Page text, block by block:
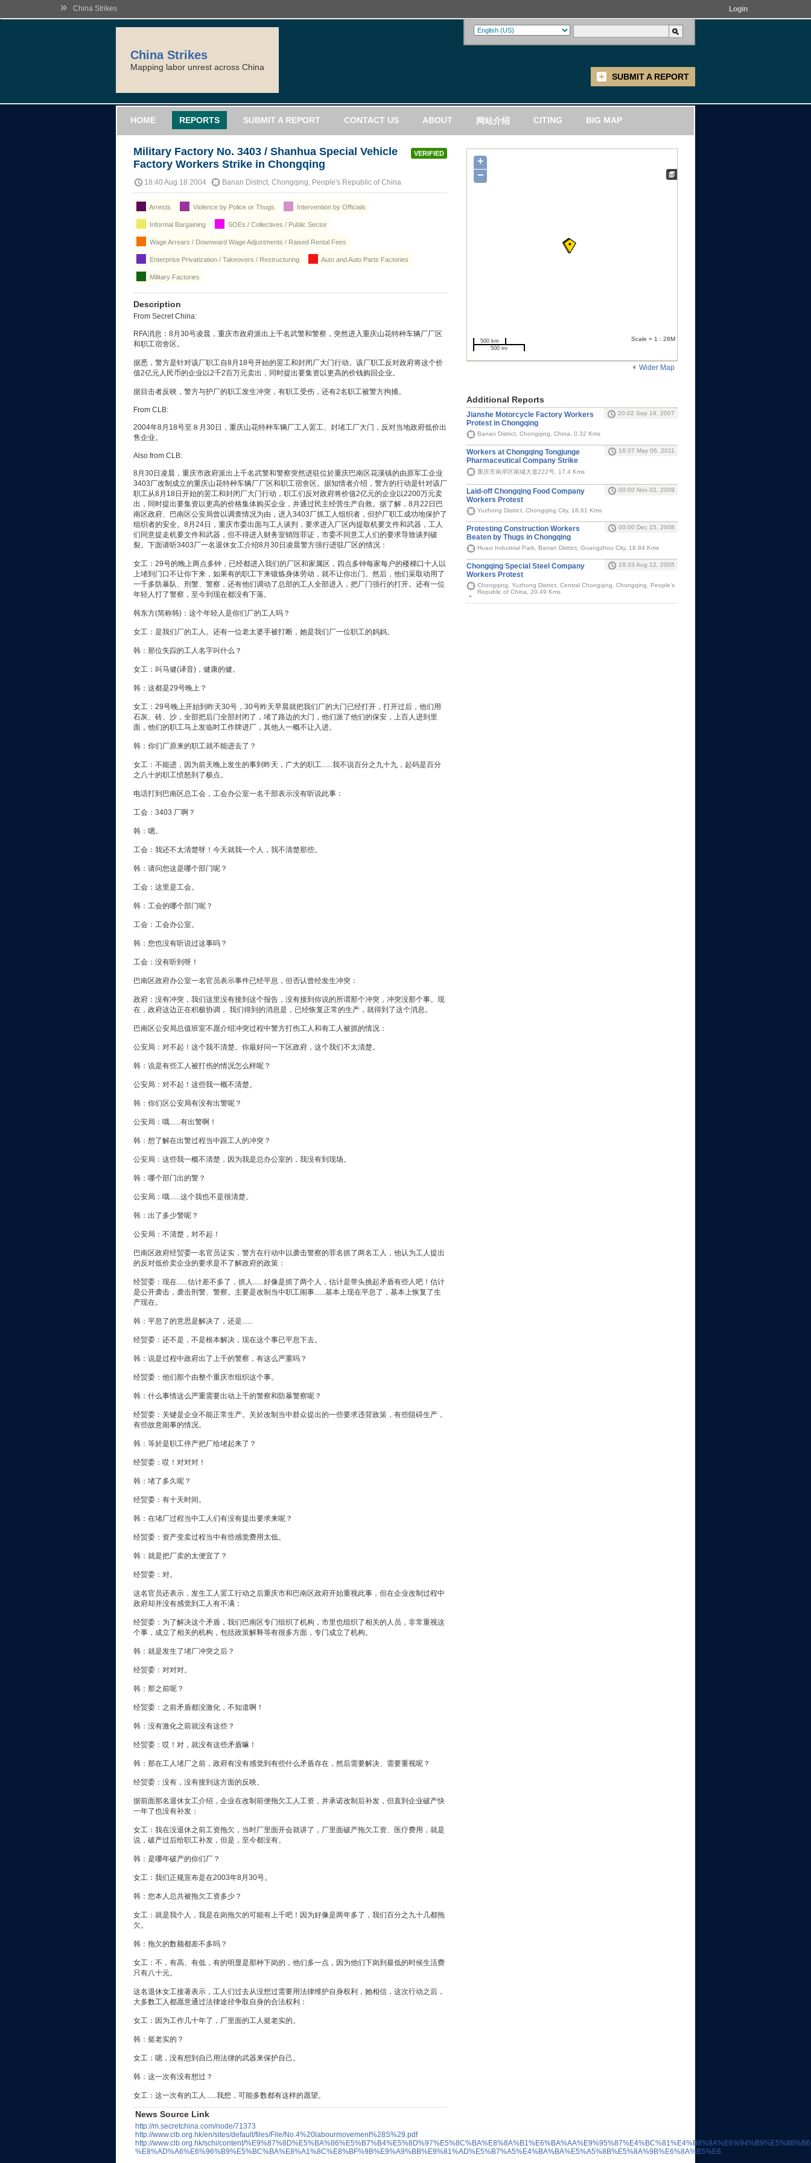
» China Strikes Login
China Strikes
Mapping labor unrest across China
SUBMIT A REPORT
HOME REPORTS SUBMIT A REPORT CONTACT US ABOUT 网站介绍 CITING BIG MAP
VERIFIED
Military Factory No. 3403 / Shanhua Special Vehicle
Factory Workers Strike in Chongqing
18:40 Aug 18 2004 Banan District, Chongqing, People's Republic of China
Arrests Violence by Police or Thugs Intervention by Officials
Informal Bargaining SOEs / Collectives / Public Sector
Wage Arrears / Downward Wage Adjustments / Raised Rental Fees
Enterprise Privatization / Takeovers / Restructuring Auto and Auto Parts Factories
Military Factories
Description
From Secret China:
RFA消息：8月30号凌晨，重庆市政府派出上千名武警和警察，突然进入重庆山花特种车辆厂厂区
和职工宿舍区。
据悉，警方是针对该厂职工自8月18号开始的罢工和封闭厂大门行动。该厂职工反对政府将这个价
值2亿元人民币的企业以2千2百万元卖出，同时提出要集资以更高的价钱购回企业。
据目击者反映，警方与护厂的职工发生冲突，有职工受伤，还有2名职工被警方拘捕。
From CLB:
2004年8月18号至８月30日，重庆山花特种车辆厂工人罢工、封堵工厂大门，反对当地政府低价出
售企业。
Also from CLB:
8月30日凌晨，重庆市政府派出上千名武警和警察突然进驻位於重庆巴南区花溪镇的由原军工企业
3403厂改制成立的重庆山花特种车辆厂厂区和职工宿舍区。据知情者介绍，警方的行动是针对该厂
职工从8月18日开始的罢工和封闭厂大门行动，职工们反对政府将价值2亿元的企业以2200万元卖
出，同时提出要集资以更高的价格集体购买企业，并通过民主经营生产自救。据了解，8月22日巴
南区政府、巴南区公安局曾以调查情况为由，进入3403厂抓工人组织者，但护厂职工成功地保护了
组织者的安全。8月24日，重庆市委出面与工人谈判，要求进入厂区内提取机要文件和武器，工人
们同意提走机要文件和武器，但不得进入财务室销毁罪证，市委不同意工人们的要求导致谈判破
裂。下面请听3403厂一名退休女工介绍8月30日凌晨警方强行进驻厂区的情况：
女工：29号的晚上两点多钟，已经都进入我们的厂区和家属区，四点多钟每家每户的楼梯口十人以
上堵到门口不让你下来，如果有的职工下来锻炼身体劳动，就不让你出门。然后，他们采取动用了
一千多防暴队、刑警、警察，还有他们调动了总部的工人全部进入，把厂门强行的打开。还有一位
年轻人打了警察，至今到现在都没有下落。
韩东方(简称韩)：这个年轻人是你们厂的工人吗？
女工：是我们厂的工人。还有一位老太婆手被打断，她是我们厂一位职工的妈妈。
韩：那位失踪的工人名字叫什么？
女工：叫马健(译音)，健康的健。
韩：这都是29号晚上？
女工：29号晚上开始到昨天30号，30号昨天早晨就把我们厂的大门已经打开，打开过后，他们用
石灰、砖、沙，全部把后门全部封闭了，堵了路边的大门，他们派了他们的保安，上百人进到里
面，他们的职工马上发临时工作牌进厂，其他人一概不让入进。
韩：你们厂原来的职工就不能进去了？
女工：不能进，因为前天晚上发生的事到昨天，广大的职工......我不说百分之九十九，起码是百分
之八十的职工愤怒到了极点。
电话打到巴南区总工会，工会办公室一名干部表示没有听说此事：
工会：3403 厂啊？
韩：嗯。
工会：我还不太清楚呀！今天就我一个人，我不清楚那些。
韩：请问您这是哪个部门呢？
工会：这里是工会。
韩：工会的哪个部门呢？
工会：工会办公室。
韩：您也没有听说过这事吗？
工会：没有听到呀！
巴南区政府办公室一名官员表示事件已经平息，但否认曾经发生冲突：
政府：没有冲突，我们这里没有接到这个报告，没有接到你说的所谓那个冲突，冲突没那个事。现
在，政府这边正在积极协调， 我们得到的消息是，已经恢复正常的生产，就得到了这个消息。
巴南区公安局总值班室不愿介绍冲突过程中警方打伤工人和有工人被抓的情况：
公安局：对不起！这个我不清楚。你最好问一下区政府，这个我们不太清楚。
韩：说是有些工人被打伤的情况怎么样呢？
公安局：对不起！这些我一概不清楚。
韩：你们区公安局有没有出警呢？
公安局：哦......有出警啊！
韩：想了解在出警过程当中跟工人的冲突？
公安局：这些我一概不清楚，因为我是总办公室的，我没有到现场。
韩：哪个部门出的警？
公安局：哦......这个我也不是很清楚。
韩：出了多少警呢？
公安局：不清楚，对不起！
巴南区政府经贸委一名官员证实，警方在行动中以袭击警察的罪名抓了两名工人，他认为工人提出
的反对低价卖企业的要求是不了解政府的政策：
经贸委：现在......估计差不多了，抓人......好像是抓了两个人，估计是带头挑起矛盾有些人吧！估计
是公开袭击，袭击刑警、警察。主要是改制当中职工闹事......基本上现在平息了，基本上恢复了生
产现在。
韩：平息了的意思是解决了，还是......
经贸委：还不是，不是根本解决，现在这个事已平息下去。
韩：说是过程中政府出了上千的警察，有这么严重吗？
经贸委：他们那个由整个重庆市组织这个事。
韩：什么事情这么严重需要出动上千的警察和防暴警察呢？
经贸委：关键是企业不能正常生产。关於改制当中群众提出的一些要求违背政策，有些阻碍生产，
有些故意闹事的情况。
韩：等於是职工停产把厂给堵起来了？
经贸委：哎！对对对！
韩：堵了多久呢？
经贸委：有十天时间。
韩：在堵厂过程当中工人们有没有提出要求来呢？
经贸委：资产变卖过程当中有些感觉费用太低。
韩：就是把厂卖的太便宜了？
经贸委：对。
这名官员还表示，发生工人罢工行动之后重庆市和巴南区政府开始重视此事，但在企业改制过程中
政府却并没有感觉到工人有不满：
经贸委：为了解决这个矛盾，我们巴南区专门组织了机构，市里也组织了相关的人员，非常重视这
个事，成立了相关的机构，包括政策解释等有很多方面，专门成立了机构。
韩：就是发生了堵厂冲突之后？
经贸委：对对对。
韩：那之前呢？
经贸委：之前矛盾都没激化，不知道啊！
韩：没有激化之前就没有这些？
经贸委：哎！对，就没有这些矛盾嘛！
韩：那在工人堵厂之前，政府有没有感觉到有些什么矛盾存在，然后需要解决、需要重视呢？
经贸委：没有，没有接到这方面的反映。
据前面那名退休女工介绍，企业在改制前便拖欠工人工资，并承诺改制后补发，但直到企业破产快
一年了也没有补发：
女工：我在没退休之前工资拖欠，当时厂里面开会就讲了，厂里面破产拖欠工资、医疗费用，就是
说，破产过后给职工补发，但是，至今都没有。
韩：是哪年破产的你们厂？
女工：我们正规宣布是在2003年8月30号。
韩：您本人总共被拖欠工资多少？
女工：就是我个人，我是在岗拖欠的可能有上千吧！因为好像是两年多了，我们百分之九十几都拖
欠。
韩：拖欠的数额都差不多吗？
女工：不，有高、有低，有的明显是那种下岗的，他们多一点，因为他们下岗到最低的时候生活费
只有八十元。
这名退休女工接著表示，工人们过去从没想过需要用法律维护自身权利，她相信，这次行动之后，
大多数工人都愿意通过法律途径争取自身的合法权利：
女工：因为工作几十年了，厂里面的工人挺老实的。
韩：挺老实的？
女工：嗯，没有想到自己用法律的武器来保护自己。
韩：这一次有没有想过？
女工：这一次有的工人......我想，可能多数都有这样的愿望。
News Source Link
http://m.secretchina.com/node/71373
http://www.clb.org.hk/en/sites/default/files/File/No.4%20labourmovement%28S%29.pdf
http://www.clb.org.hk/schi/content/
%E8%AD%A6%E6%96%B9%E5%BC%BA%E8%A1%8C%E8%BF%9B%E9%A9%BB%E9%81%AD%E5%B7%A5%E4%BA%BA%E5%A5%8B%E5%8A%9B%E6%8A%B5%E6
+
−
500 km
500 mi
Scale = 1 : 28M
Wider Map
Additional Reports
Jianshe Motorcycle Factory Workers
Protest in Chongqing
20:02 Sep 19, 2007
Banan District, Chongqing, China, 0.32 Kms
Workers at Chongqing Tongjunge
Pharmaceutical Company Strike
16:37 May 06, 2011
重庆市南岸区南城大道222号, 17.4 Kms
Laid-off Chongqing Food Company
Workers Protest
00:00 Nov 02, 2009
Yuzhong District, Chongqing City, 18.61 Kms
Protesting Construction Workers
Beaten by Thugs in Chongqing
00:00 Dec 15, 2008
Huaxi Industrial Park, Banan District, Guangzhou City, 18.84 Kms
Chongqing Special Steel Company
Workers Protest
18:33 Aug 12, 2005
Chongqing, Yuzhong District, Central Chongqing, Chongqing, People's
Republic of China, 20.49 Kms